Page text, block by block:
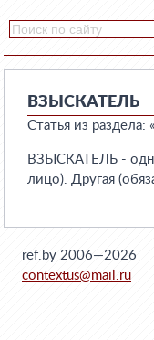
ВЗЫСКАТЕЛЬ
Статья из раздела: «
ВЗЫСКАТЕЛЬ - одна
лицо). Другая
ref.by 2006—2026
contextus@mail.ru